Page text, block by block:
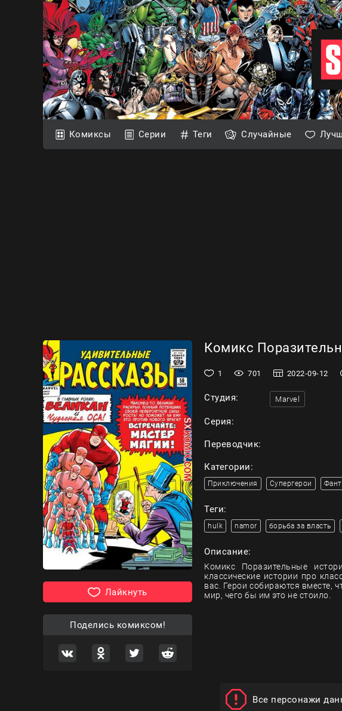
Комиксы Серии Теги Случайные
Лайкнуть
Поделись комиксом!
Комикс
1 701 2022-09-12
Студия: Marvel
Серия:
Переводчик:
Категории:
Приключения Супергерои
Теги:
hulk namor борьба за власть
Описание:
Комикс Поразительные
классические истории про
вас. Герои собираются вместе,
мир, чего бы им это не стоило.
Все персонажи